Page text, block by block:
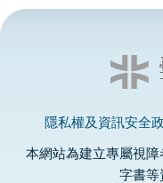
隱私權及資訊安全
本網站為建立專屬視
字書等